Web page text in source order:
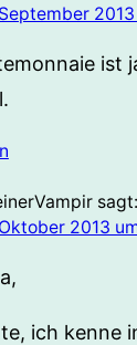
ist
sagt:
2013
ich kenne